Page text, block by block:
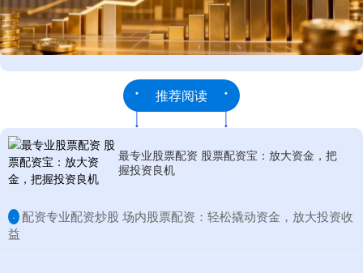
推荐阅读
最专业股票配资 股票配资宝：放大资金，把
握投资良机
· ​配资专业配资炒股 场内股票配资：轻松撬动资金，放大投资收
益